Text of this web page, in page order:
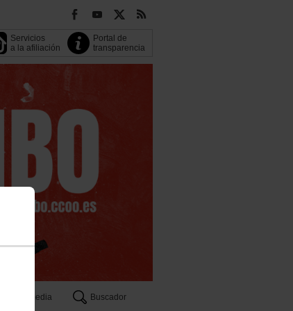
Servicios
a la afiliación
Portal de
transparencia
Multimedia
Buscador